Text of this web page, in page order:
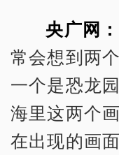
央广网：
常会想到两
一个是恐龙
海里这两个
在出现的画